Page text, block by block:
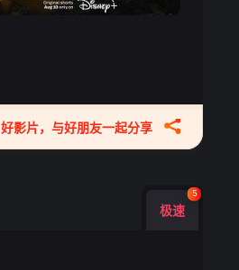
好影片，与好朋友一起分享
极速
5